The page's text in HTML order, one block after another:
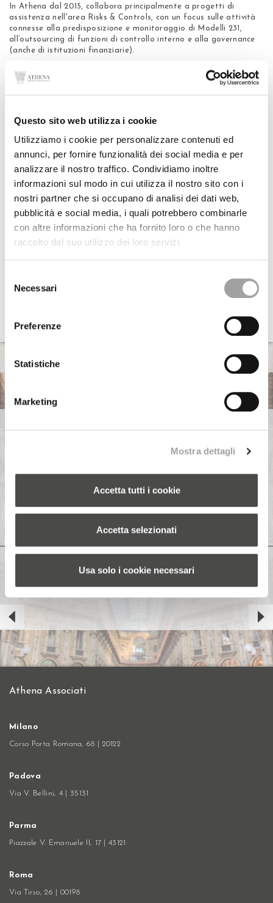
Questo sito web utilizza i cookie
Utilizziamo i cookie per personalizzare contenuti ed
annunci, per fornire funzionalità dei social media e per
analizzare il nostro traffico. Condividiamo inoltre
informazioni sul modo in cui utilizza il nostro sito con i
nostri partner che si occupano di analisi dei dati web,
pubblicità e social media, i quali potrebbero combinarle
con altre informazioni che ha fornito loro o che hanno
raccolto dal suo utilizzo dei loro servizi.
delNecessari
Preferenze
Statistiche
Marketing
Mostra dettagli
Accetta tutti i cookie
Accetta selezionati
Usa solo i cookie necessari
In Athena dal 2015, collabora principalmente a progetti di
assistenza nell'area Risks & Controls, con un focus sulle attività
connesse alla predisposizione e monitoraggio di Modelli 231,
all’outsourcing di funzioni di controllo interno e alla governance
(anche di istituzioni finanziarie).
Massimo Livatino
Senior partner
Luca Lupone
Senior partner
Athena Associati
Milano
Corso Porta Romana, 68 | 20122
Padova
Via V. Bellini, 4 | 35131
Parma
Piazzale V. Emanuele II, 17 | 43121
Roma
Via Tirso, 26 | 00198